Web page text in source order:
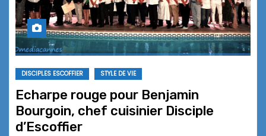
DISCIPLES ESCOFFIER STYLE DE VIE
Echarpe rouge pour Benjamin
Bourgoin, chef cuisinier Disciple
d’Escoffier